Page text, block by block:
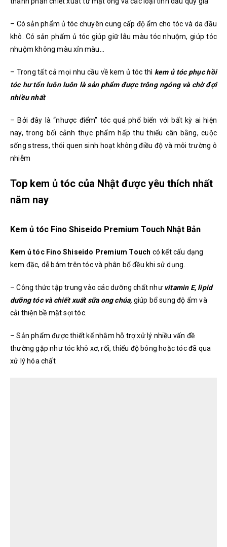
– Có sản phẩm ủ tóc chuyên cung cấp độ ẩm cho tóc và da đầu
khô. Có sản phẩm ủ tóc giúp giữ lâu màu tóc nhuộm, giúp tóc
nhuộm không màu xỉn màu…
– Trong tất cả mọi nhu cầu về kem ủ tóc thì kem ủ tóc phục hồi
tóc hư tổn luôn luôn là sản phẩm được trông ngóng và chờ đợi
nhiều nhất
– Bởi đây là “nhược điểm” tóc quá phổ biến với bất kỳ ai hiện
nay, trong bối cảnh thực phẩm hấp thu thiếu cân bằng, cuộc
sống stress, thói quen sinh hoạt không điều độ và môi trường ô
nhiễm
Top kem ủ tóc của Nhật được yêu thích nhất
năm nay
Kem ủ tóc Fino Shiseido Premium Touch Nhật Bản
Kem ủ tóc Fino Shiseido Premium Touch có kết cấu dạng
kem đặc, dễ bám trên tóc và phân bổ đều khi sử dụng.
– Công thức tập trung vào các dưỡng chất như vitamin E, lipid
dưỡng tóc và chiết xuất sữa ong chúa, giúp bổ sung độ ẩm và
cải thiện bề mặt sợi tóc.
– Sản phẩm được thiết kế nhằm hỗ trợ xử lý nhiều vấn đề
thường gặp như tóc khô xơ, rối, thiếu độ bóng hoặc tóc đã qua
xử lý hóa chất